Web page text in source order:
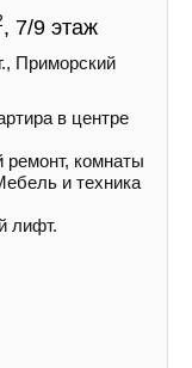
, 7/9 этаж
Приморский
в центре
ремонт, комнаты
и техника
лифт.